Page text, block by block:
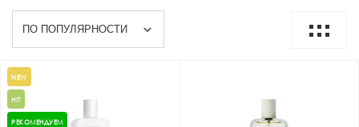
NEW
HIT
РЕКОМЕНДУЕМ